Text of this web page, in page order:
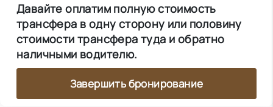
Давайте оплатим полную стоимость
трансфера в одну сторону или половину
стоимости трансфера туда и обратно
наличными водителю.
Завершить бронирование